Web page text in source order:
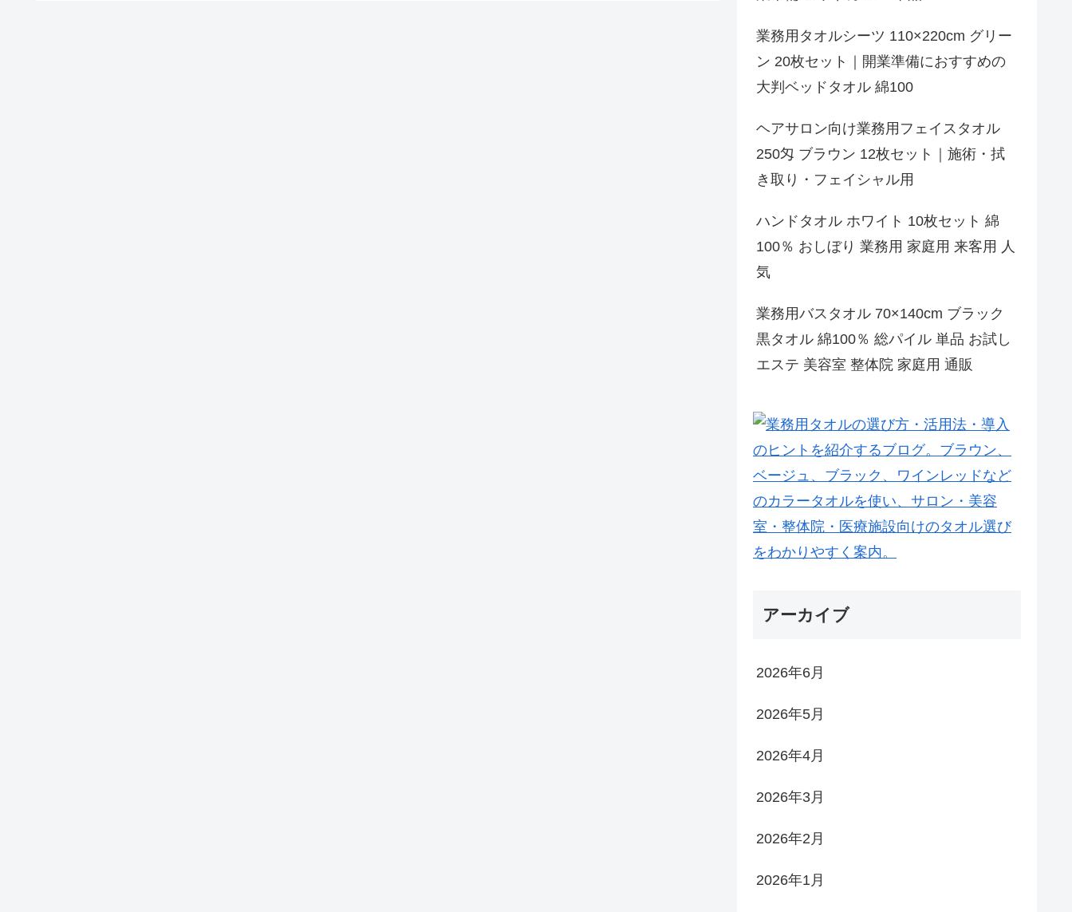
業務用タオルシーツ 110×220cm グリー
ン 20枚セット｜開業準備におすすめの
大判ベッドタオル 綿100
ヘアサロン向け業務用フェイスタオル
250匁 ブラウン 12枚セット｜施術・拭
き取り・フェイシャル用
ハンドタオル ホワイト 10枚セット 綿
100％ おしぼり 業務用 家庭用 来客用 人
気
業務用バスタオル 70×140cm ブラック
黒タオル 綿100％ 総パイル 単品 お試し
エステ 美容室 整体院 家庭用 通販
アーカイブ
2026年6月
2026年5月
2026年4月
2026年3月
2026年2月
2026年1月